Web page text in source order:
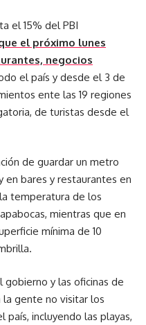
el 15% del PBI
el próximo lunes
negocios
el país y desde el 3 de
ente las 19 regiones
de turistas desde el
de guardar un metro
en bares y restaurantes en
temperatura de los
mientras que en
mínima de 10
gobierno y las oficinas de
gente no visitar los
incluyendo las playas,